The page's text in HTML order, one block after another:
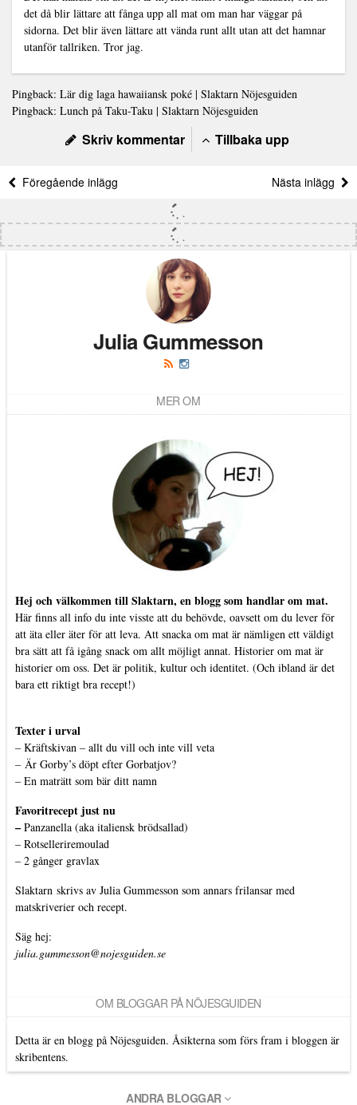
det då blir lättare att fånga upp all mat om man har väggar på
sidorna. Det blir även lättare att vända runt allt utan att det hamnar
utanför tallriken. Tror jag.
Pingback: Lär dig laga hawaiiansk poké | Slaktarn Nöjesguiden
Pingback: Lunch på Taku-Taku | Slaktarn Nöjesguiden
Skriv kommentar Tillbaka upp
Föregående inlägg Nästa inlägg
Julia Gummesson
MER OM
Hej och välkommen till Slaktarn, en blogg som handlar om mat.
Här finns all info du inte visste att du behövde, oavsett om du lever för
att äta eller äter för att leva. Att snacka om mat är nämligen ett väldigt
bra sätt att få igång snack om allt möjligt annat. Historier om mat är
historier om oss. Det är politik, kultur och identitet. (Och ibland är det
bara ett riktigt bra recept!)
Texter i urval
– Kräftskivan – allt du vill och inte vill veta
– Är Gorby’s döpt efter Gorbatjov?
– En maträtt som bär ditt namn
Favoritrecept just nu
– Panzanella (aka italiensk brödsallad)
– Rotselleriremoulad
– 2 gånger gravlax
Slaktarn skrivs av Julia Gummesson som annars frilansar med
matskriverier och recept.
Säg hej:
julia.gummesson@nojesguiden.se
OM BLOGGAR PÅ NÖJESGUIDEN
Detta är en blogg på Nöjesguiden. Åsikterna som förs fram i bloggen är
skribentens.
ANDRA BLOGGAR